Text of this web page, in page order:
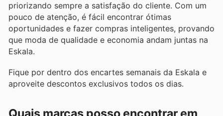
priorizando sempre a satisfação do cliente. Com um
pouco de atenção, é fácil encontrar ótimas
oportunidades e fazer compras inteligentes, provando
que moda de qualidade e economia andam juntas na
Eskala.
Fique por dentro dos encartes semanais da Eskala e
aproveite descontos exclusivos todos os dias.